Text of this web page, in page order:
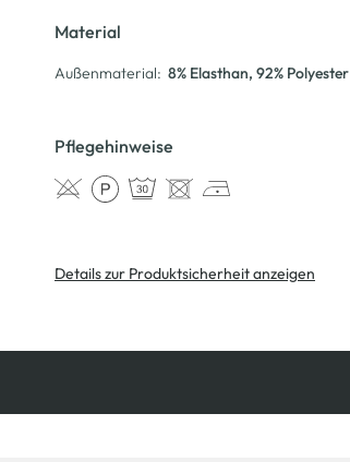
Material
Außenmaterial: 8% Elasthan, 92% Polyester
Pflegehinweise
Details zur Produktsicherheit anzeigen